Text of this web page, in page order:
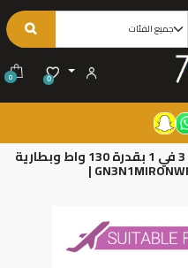
0
0
كواية بخار لاسلكية محمولة ميني 3 في 1 بقدرة 130 واط وبطارية